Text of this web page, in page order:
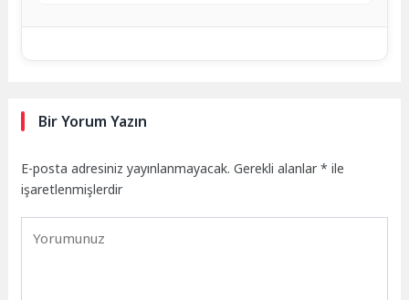
Bir Yorum Yazın
E-posta adresiniz yayınlanmayacak. Gerekli alanlar* ile
işaretlenmişlerdir